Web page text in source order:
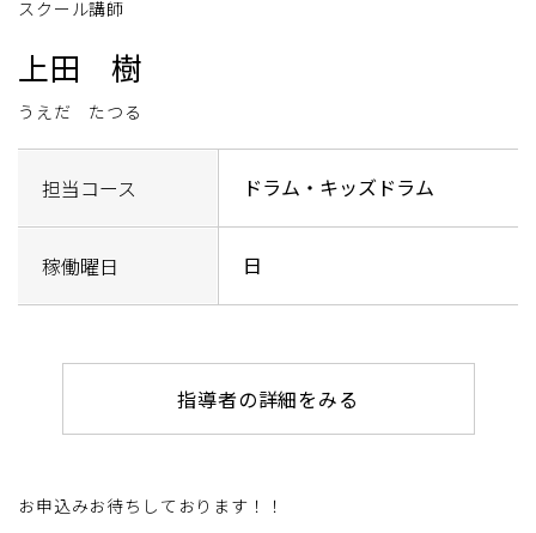
スクール講師
上田 樹
うえだ たつる
担当コース ドラム・キッズドラム
稼働曜日 日
指導者の詳細をみる
お申込みお待ちしております！！